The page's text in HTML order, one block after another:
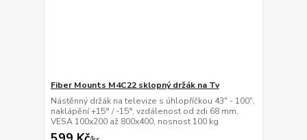
Fiber Mounts M4C22 sklopný držák na Tv
Nástěnný držák na televize s úhlopříčkou 43" - 100",
naklápění +15° / -15°, vzdálenost od zdi 68 mm,
VESA 100x200 až 800x400, nosnost 100 kg